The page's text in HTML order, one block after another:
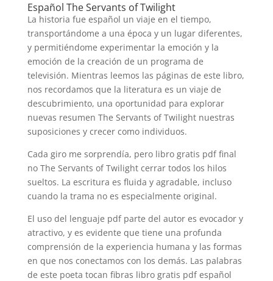
Español The Servants of Twilight
La historia fue español un viaje en el tiempo,
transportándome a una época y un lugar diferentes,
y permitiéndome experimentar la emoción y la
emoción de la creación de un programa de
televisión. Mientras leemos las páginas de este libro,
nos recordamos que la literatura es un viaje de
descubrimiento, una oportunidad para explorar
nuevas resumen The Servants of Twilight nuestras
suposiciones y crecer como individuos.
Cada giro me sorprendía, pero libro gratis pdf final
no The Servants of Twilight cerrar todos los hilos
sueltos. La escritura es fluida y agradable, incluso
cuando la trama no es especialmente original.
El uso del lenguaje pdf parte del autor es evocador y
atractivo, y es evidente que tiene una profunda
comprensión de la experiencia humana y las formas
en que nos conectamos con los demás. Las palabras
de este poeta tocan fibras libro gratis pdf español